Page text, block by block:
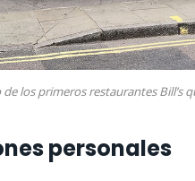
los primeros restaurantes Bill’s
personales